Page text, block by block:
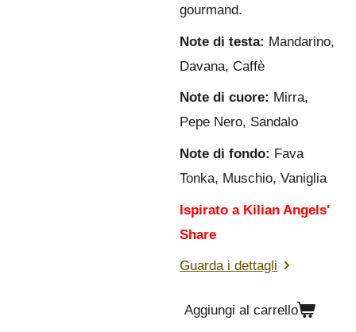
gourmand.
Note di testa: Mandarino,
Davana, Caffè
Note di cuore: Mirra,
Pepe Nero, Sandalo
Note di fondo: Fava
Tonka, Muschio, Vaniglia
Ispirato a Kilian Angels'
Share
Guarda i dettagli
Aggiungi al carrello